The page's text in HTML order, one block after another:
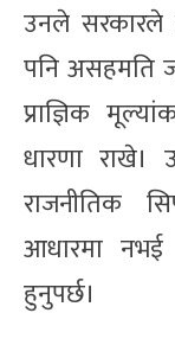
उनले सरकारले
पनि असहमति
प्राज्ञिक
धारणा राखे।
राजनीतिक
आधारमा
हुनुपर्छ।